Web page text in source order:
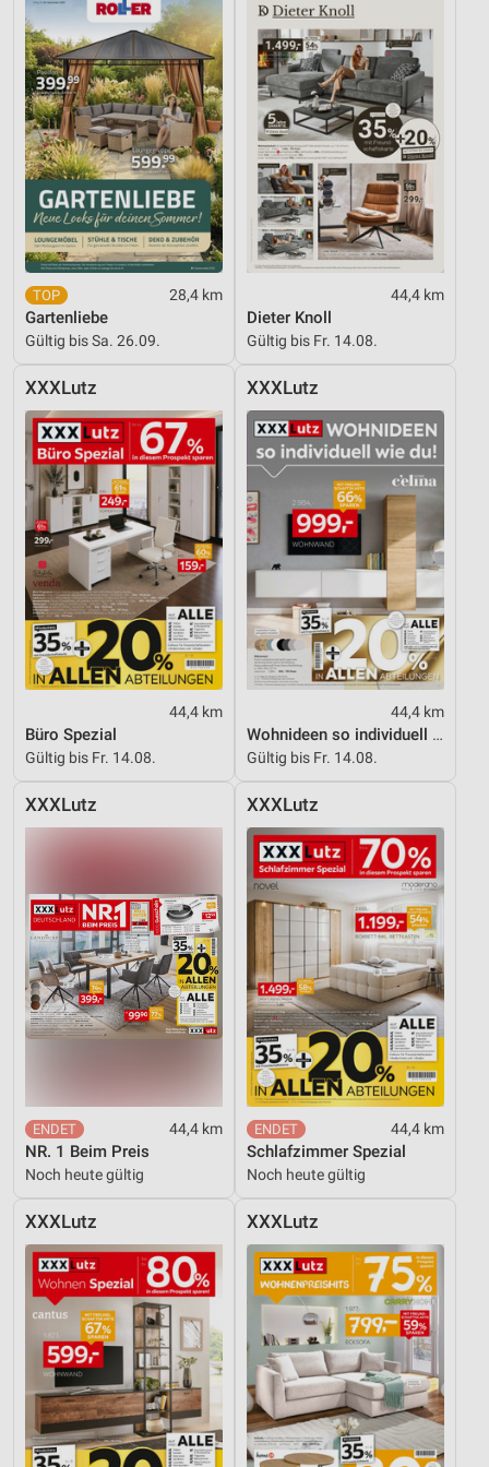
28,4 km
Gartenliebe
Gültig bis Sa. 26.09.
44,4 km
Dieter Knoll
Gültig bis Fr. 14.08.
XXXLutz
44,4 km
Büro Spezial
Gültig bis Fr. 14.08.
XXXLutz
44,4 km
Wohnideen so individuell wie du!
Gültig bis Fr. 14.08.
XXXLutz
44,4 km
NR. 1 Beim Preis
Noch heute gültig
XXXLutz
44,4 km
Schlafzimmer Spezial
Noch heute gültig
XXXLutz XXXLutz